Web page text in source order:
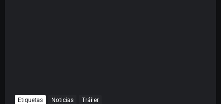
Etiquetas Noticias Tráiler